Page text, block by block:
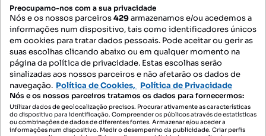
Mapa do Site
Contacte-nos
SIGA-NOS:
Preocupamo-nos com a sua privacidade
Nós e os nossos parceiros429armazenamos e/ou acedemos a
informações num dispositivo, tais como identificadores únicos
em cookies para tratar dados pessoais. Pode aceitar ou gerir as
suas escolhas clicando abaixo ou em qualquer momento na
página da política de privacidade. Estas escolhas serão
sinalizadas aos nossos parceiros e não afetarão os dados de
navegação. Política de Cookies, Política de Privacidade
Nós e os nossos parceiros tratamos os dados para fornecermos:
Utilizar dados de geolocalização precisos. Procurar ativamente as características
do dispositivo para identificação. Compreender os públicos através de estatísticas
ou combinações de dados de diferentes fontes. Armazenar e/ou aceder a
informações num dispositivo. Medir o desempenho da publicidade. Criar perfis